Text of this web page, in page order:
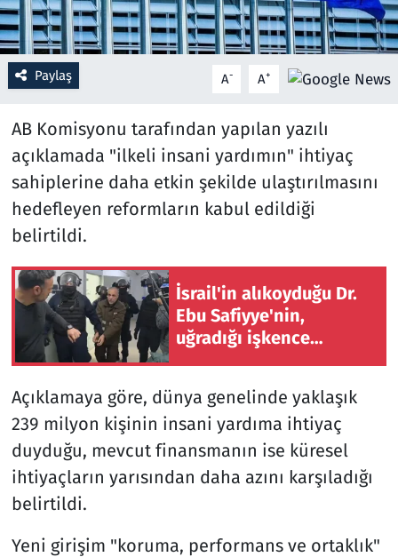
Paylaş A- A+
AB Komisyonu tarafından yapılan yazılı
açıklamada "ilkeli insani yardımın" ihtiyaç
sahiplerine daha etkin şekilde ulaştırılmasını
hedefleyen reformların kabul edildiği
belirtildi.
İsrail'in alıkoyduğu Dr.
Ebu Safiyye'nin,
uğradığı işkence
bildirildi
Açıklamaya göre, dünya genelinde yaklaşık
239 milyon kişinin insani yardıma ihtiyaç
duyduğu, mevcut finansmanın ise küresel
ihtiyaçların yarısından daha azını karşıladığı
belirtildi.
Yeni girişim "koruma, performans ve ortaklık"
Sağlık
Savunma Sanayi
Seçim 2023
Spor
Teknoloji ve Bilim
Televizyon